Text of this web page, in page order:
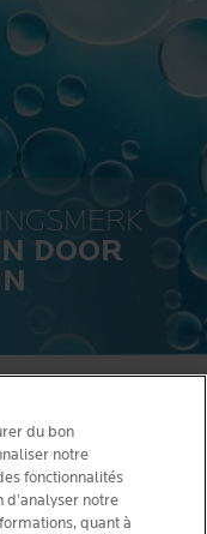
DOOR
du bon
notre
fonctionnalités
notre
quant à